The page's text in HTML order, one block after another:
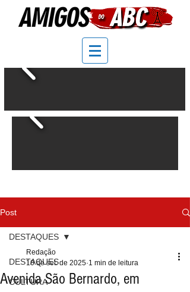
Post
DESTAQUES
CULTURA
DESTAQUES
Avenida São Bernardo, em
Redação
10 de set. de 2025 1 min de leitura